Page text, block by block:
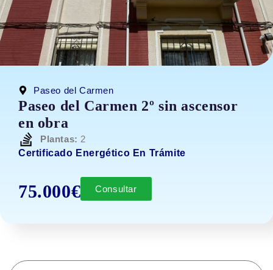
Paseo del Carmen
Paseo del Carmen 2º sin ascensor
en obra
Plantas: 2
Certificado Energético En Trámite
75.000€ Consultar